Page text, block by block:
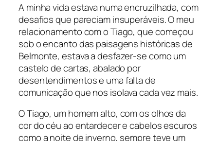
A minha vida estava numa encruzilhada, com
desafios que pareciam insuperáveis. O meu
relacionamento com o Tiago, que começou
sob o encanto das paisagens históricas de
Belmonte, estava a desfazer-se como um
castelo de cartas, abalado por
desentendimentos e uma falta de
comunicação que nos isolava cada vez mais.
O Tiago, um homem alto, com os olhos da
cor do céu ao entardecer e cabelos escuros
como a noite de inverno, sempre teve um